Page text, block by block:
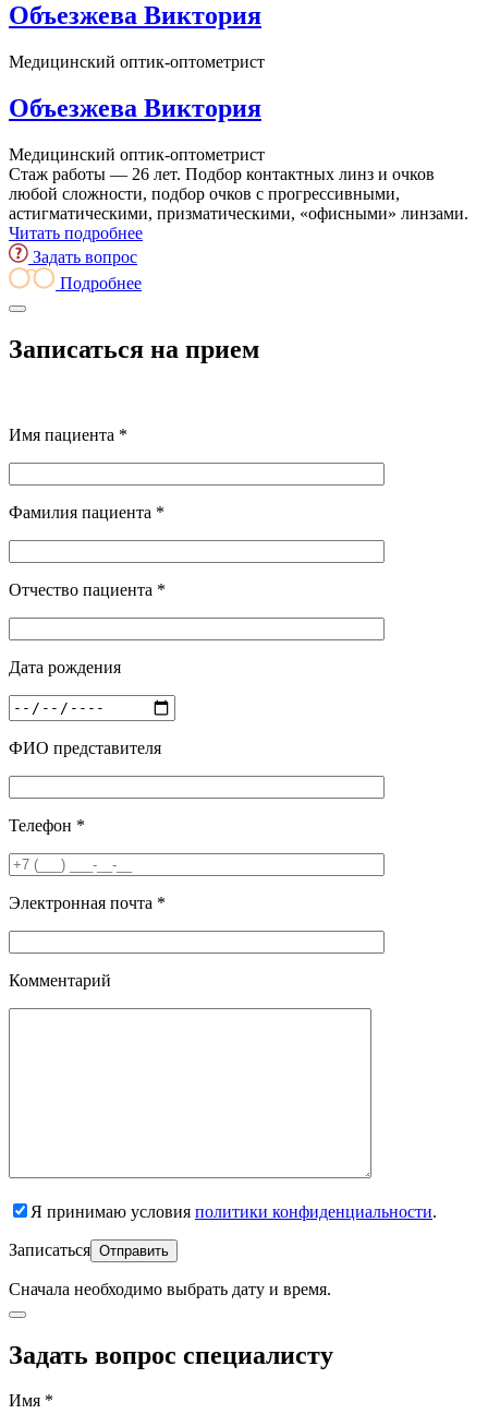
Объезжева Виктория
Медицинский оптик-оптометрист
Объезжева Виктория
Медицинский оптик-оптометрист
Стаж работы — 26 лет. Подбор контактных линз и очков
любой сложности, подбор очков с прогрессивными,
астигматическими, призматическими, «офисными» линзами.
Читать подробнее
Задать вопрос
Подробнее
Записаться на прием
Имя пациента *
Фамилия пациента *
Отчество пациента *
Дата рождения
ФИО представителя
Телефон *
Электронная почта *
Комментарий
Я принимаю условия политики конфиденциальности.
Записаться
Сначала необходимо выбрать дату и время.
Задать вопрос специалисту
Имя *